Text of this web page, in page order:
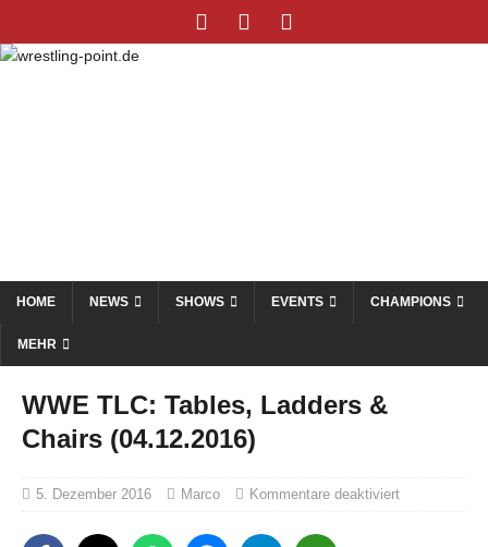
HOME NEWS SHOWS EVENTS CHAMPIONS
MEHR
WWE TLC: Tables, Ladders &
Chairs (04.12.2016)
5. Dezember 2016 Marco Kommentare deaktiviert